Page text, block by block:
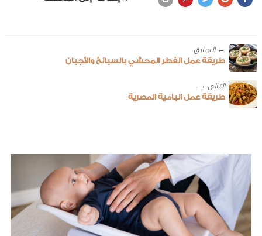
← ‎السابق
طريقة عمل الفطر المحشي بالسبانخ والأجبان
طريقة عمل البامية المصرية